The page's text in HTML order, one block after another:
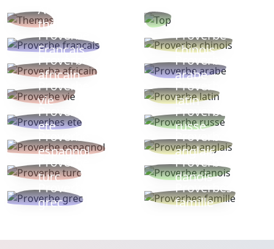
Autres
thèmes
Proverbe
Français
Proverbe
chinois
Proverbe
africain
Proverbe
arabe
Proverbe
vie
Proverbe
latin
Proverbes
ete
Proverbe
russe
Proverbe
espagnol
Proverbe
anglais
Proverbe
turc
Proverbe
danois
Proverbe
grec
Proverbes
famille